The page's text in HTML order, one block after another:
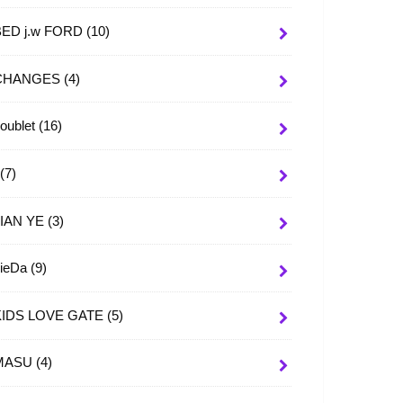
j.w FORD (10)
(4)
(16)
(7)
YE (3)
(9)
LOVE GATE (5)
(4)